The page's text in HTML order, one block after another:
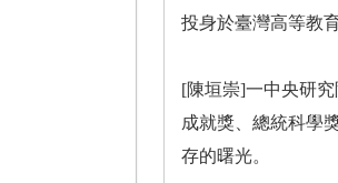
投身於臺灣高等教
[陳垣崇]一中央研
成就獎、總統科學
存的曙光。